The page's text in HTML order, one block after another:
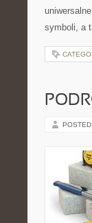
symboli, a